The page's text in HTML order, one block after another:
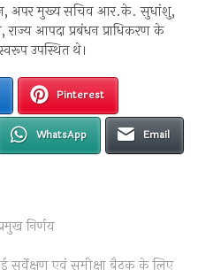
अपर मुख्य सचिव आर.के. सुधांशु,
आपदा प्रबंधन प्राधिकरण के
उपस्थित थे।
Pinterest
WhatsApp Email
निर्णय